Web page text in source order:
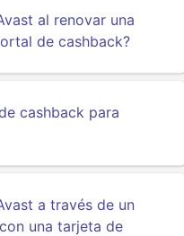
al renovar una
de cashback?
cashback para
a través de un
una tarjeta de